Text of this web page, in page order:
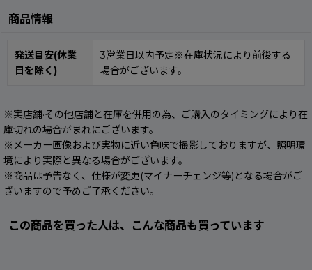
商品情報
発送目安(休業
日を除く)
3営業日以内予定※在庫状況により前後する
場合がございます。
※実店舗·その他店舗と在庫を併用の為、ご購入のタイミングにより在
庫切れの場合がまれにございます。
※メーカー画像および実物に近い色味で撮影しておりますが、照明環
境により実際と異なる場合がございます。
※商品は予告なく、仕様が変更(マイナーチェンジ等)となる場合がご
ざいますので予めご了承ください。
この商品を買った人は、こんな商品も買っています